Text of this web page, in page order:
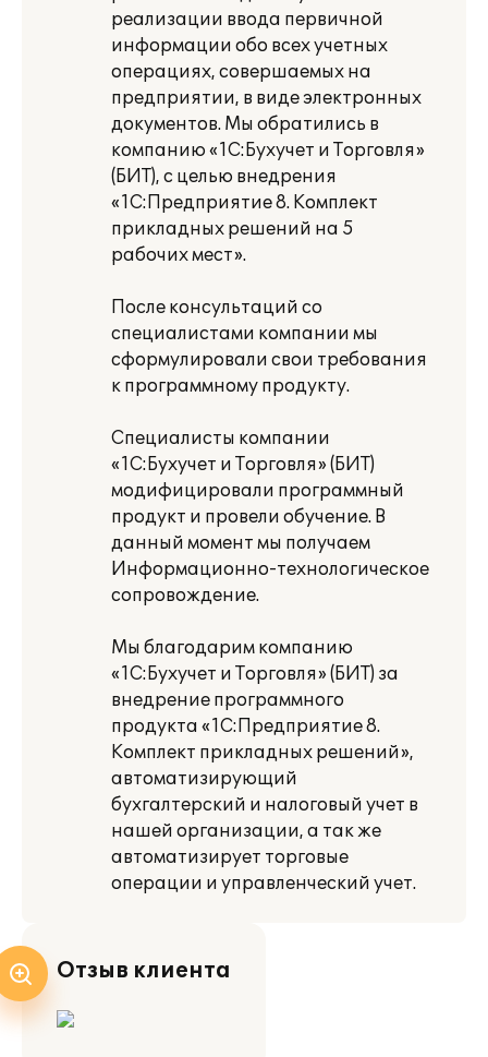
реализации ввода первичной
информации обо всех учетных
операциях, совершаемых на
предприятии, в виде электронных
документов. Мы обратились в
компанию «1С:Бухучет и Торговля»
(БИТ), с целью внедрения
«1С:Предприятие 8. Комплект
прикладных решений на 5
рабочих мест».
После консультаций со
специалистами компании мы
сформулировали свои требования
к программному продукту.
Специалисты компании
«1С:Бухучет и Торговля» (БИТ)
модифицировали программный
продукт и провели обучение. В
данный момент мы получаем
Информационно-технологическое
сопровождение.
Мы благодарим компанию
«1С:Бухучет и Торговля» (БИТ) за
внедрение программного
продукта «1С:Предприятие 8.
Комплект прикладных решений»,
автоматизирующий
бухгалтерский и налоговый учет в
нашей организации, а так же
автоматизирует торговые
операции и управленческий учет.
Отзыв клиента